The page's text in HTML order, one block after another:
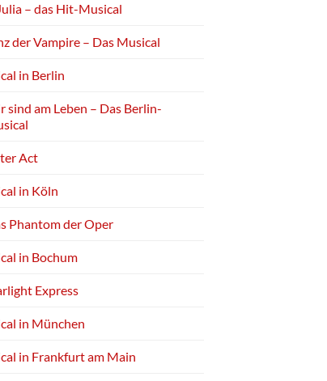
– das Hit-Musical
der Vampire – Das Musical
in Berlin
sind am Leben – Das Berlin-
Act
in Köln
Phantom der Oper
in Bochum
Express
in München
in Frankfurt am Main